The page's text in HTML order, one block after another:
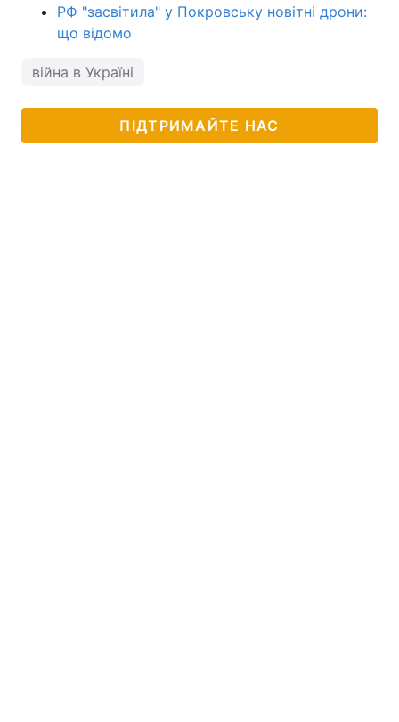
РФ "засвітила" у Покровську новітні дрони:
що відомо
війна в Україні
ПІДТРИМАЙТЕ НАС